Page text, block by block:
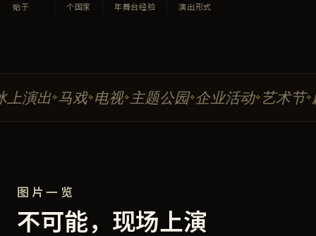
始于 个国家 年舞台经验 演出形式
出 马戏 电视 主题公园 企业活动 艺术节 剧
图片一览
不可能，现场上演